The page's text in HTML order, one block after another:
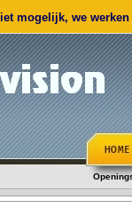
mogelijk, we